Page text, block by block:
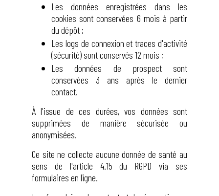
Les données enregistrées dans les
cookies sont conservées 6 mois à partir
du dépôt ;
Les logs de connexion et traces d'activité
(sécurité) sont conservés 12 mois ;
Les données de prospect sont
conservées 3 ans après le dernier
contact.
À l'issue de ces durées, vos données sont
supprimées de manière sécurisée ou
anonymisées.
Ce site ne collecte aucune donnée de santé au
sens de l'article 4.15 du RGPD via ses
formulaires en ligne.